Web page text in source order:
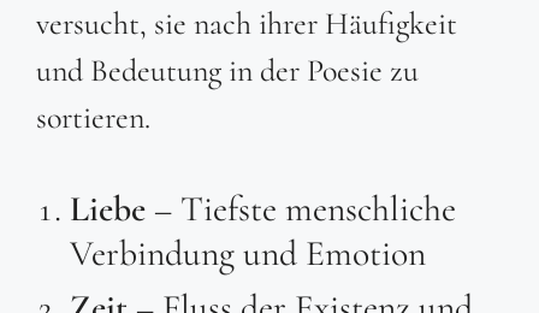
versucht, sie nach ihrer Häufigkeit
und Bedeutung in der Poesie zu
sortieren.
Liebe – Tiefste menschliche
Verbindung und Emotion